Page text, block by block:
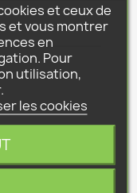
et ceux de
et vous montrer
en
Pour
utilisation,
les cookies